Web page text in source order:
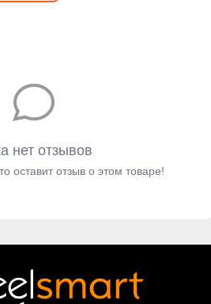
нет отзывов
оставит отзыв о этом товаре!